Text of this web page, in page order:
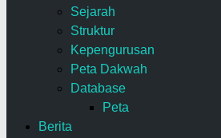
Sejarah
Struktur
Kepengurusan
Peta Dakwah
Database
Peta
Berita